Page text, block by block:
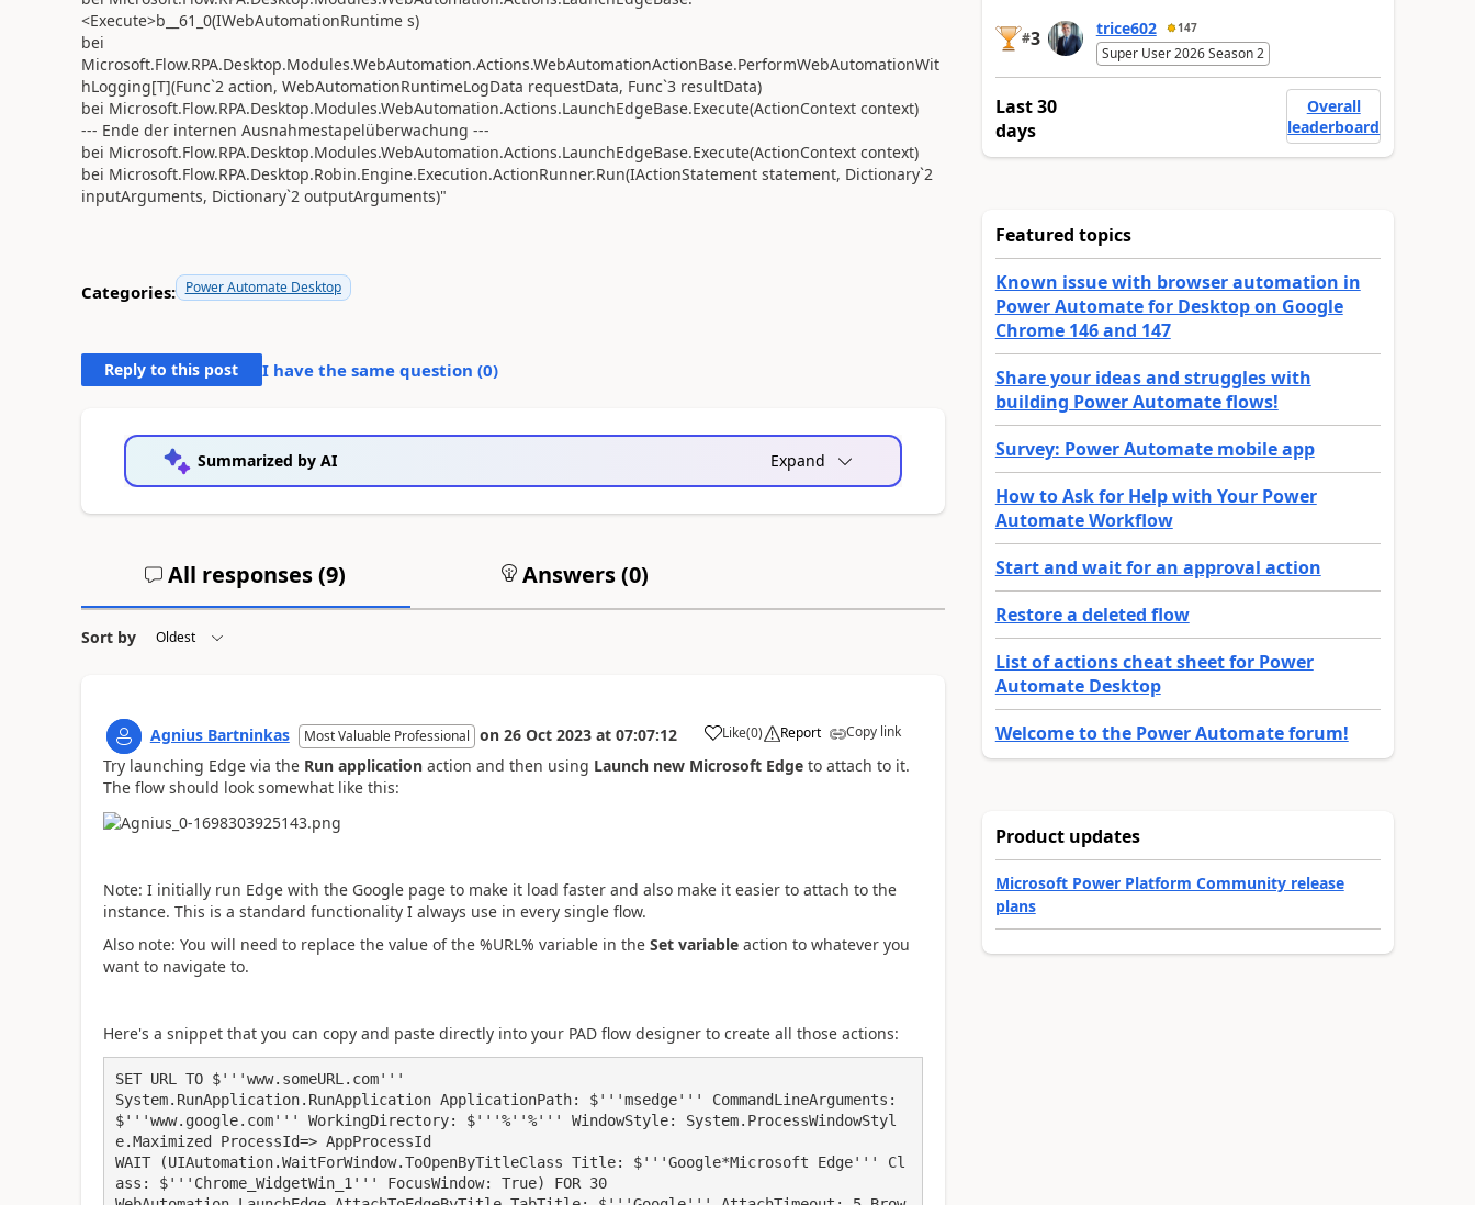
<Execute>b__61_0(IWebAutomationRuntime s)
bei
Microsoft.Flow.RPA.Desktop.Modules.WebAutomation.Actions.WebAutomationActionBase.PerformWebAutomationWit
hLogging[T](Func`2 action, WebAutomationRuntimeLogData requestData, Func`3 resultData)
bei Microsoft.Flow.RPA.Desktop.Modules.WebAutomation.Actions.LaunchEdgeBase.Execute(ActionContext context)
--- Ende der internen Ausnahmestapelüberwachung ---
bei Microsoft.Flow.RPA.Desktop.Modules.WebAutomation.Actions.LaunchEdgeBase.Execute(ActionContext context)
bei Microsoft.Flow.RPA.Desktop.Robin.Engine.Execution.ActionRunner.Run(IActionStatement statement, Dictionary`2
inputArguments, Dictionary`2 outputArguments)"
Categories: Power Automate Desktop
Reply to this post I have the same question (0)
Summarized by AI Expand
All responses (9) Answers (0)
Sort by
Agnius Bartninkas Most Valuable Professional on 26 Oct 2023 at 07:07:12 Like
a (0) Report Copy link
Try launching Edge via the Run applicationaction and then using Launch new Microsoft Edgeto attach to it.
The flow should look somewhat like this:
Note: I initially run Edge with the Google page to make it load faster and also make it easier to attach to the
instance. This is a standard functionality I always use in every single flow.
Also note: You will need to replace the value of the %URL% variable in the Set variableaction to whatever you
want to navigate to.
Here's a snippet that you can copy and paste directly into your PAD flow designer to create all those actions:
SET URL TO $'''www.someURL.com'''
System.RunApplication.RunApplication ApplicationPath: $'''msedge''' CommandLineArguments:
$'''www.google.com''' WorkingDirectory: $'''%''%''' WindowStyle: System.ProcessWindowStyl
e.Maximized ProcessId=> AppProcessId
WAIT (UIAutomation.WaitForWindow.ToOpenByTitleClass Title: $'''Google*Microsoft​ Edge''' Cl
ass: $'''Chrome_WidgetWin_1''' FocusWindow: True) FOR 30
#3 trice602 147
Super User 2026 Season 2
Last 30
days
Overall
leaderboard
Featured topics
Known issue with browser automation in
Power Automate for Desktop on Google
Chrome 146 and 147
Share your ideas and struggles with
building Power Automate flows!
Survey: Power Automate mobile app
How to Ask for Help with Your Power
Automate Workflow
Start and wait for an approval action
Restore a deleted flow
List of actions cheat sheet for Power
Automate Desktop
Welcome to the Power Automate forum!
Product updates
Microsoft Power Platform Community release
plans